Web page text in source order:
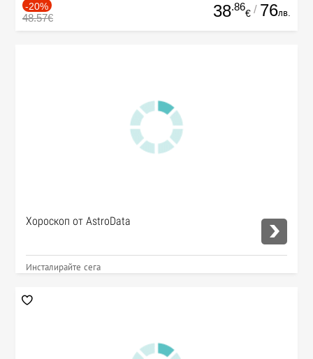
-20%
48.57€ 38.86
€ / 76лв.
Хороскоп от AstroData
Инсталирайте сега